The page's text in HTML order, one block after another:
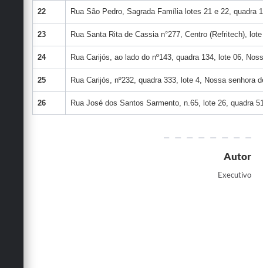
22 Rua São Pedro, Sagrada Família lotes 21 e 22, quadra
23 Rua Santa Rita de Cassia n°277, Centro (Refritech),
24 Rua Carijós, ao lado do nº143, quadra 134, lote 06,
25 Rua Carijós, nº232, quadra 333, lote 4, Nossa senhora
26 Rua José dos Santos Sarmento, n.65, lote 26, quadra
Autor
Executivo